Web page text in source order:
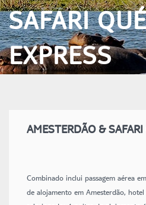
SAFARI
EXPRESS
AMESTERDÃO &
Combinado inclui passagem aérea
de alojamento em Amesterdão,